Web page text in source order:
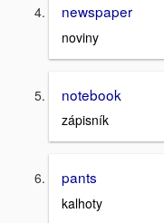
newspaper
noviny
notebook
zápisník
pants
kalhoty